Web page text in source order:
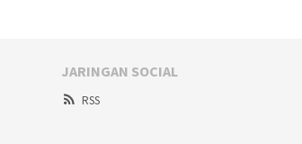
JARINGAN SOCIAL
RSS